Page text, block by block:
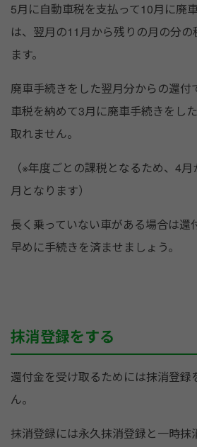
5月に自動車税を支払って10月に廃
は、翌月の11月から残りの月の分
ます。
廃車手続きをした翌月分からの還付
車税を納めて3月に廃車手続きをし
取れません。
（※年度ごとの課税となるため、4
月となります）
長く乗っていない車がある場合は還
早めに手続きを済ませましょう。
抹消登録をする
還付金を受け取るためには抹消登録
ん。
抹消登録には永久抹消登録と一時抹